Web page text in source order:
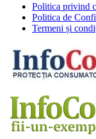
Politica privind
Politica de
Termeni și